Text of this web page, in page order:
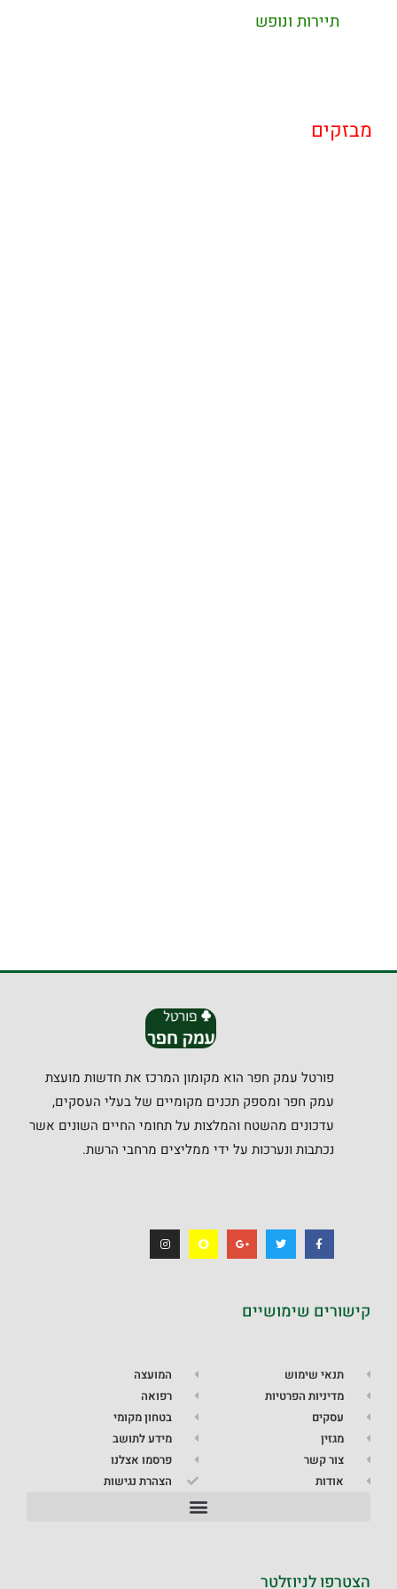
תיירות ונופש
מבזקים
פורטל עמק חפר הוא מקומון המרכז את חדשות מועצת
עמק חפר ומספק תכנים מקומיים של בעלי העסקים,
עדכונים מהשטח והמלצות על תחומי החיים השונים אשר
נכתבות ונערכות על ידי ממליצים מרחבי הרשת.
קישורים שימושיים
תנאי שימוש
מדיניות הפרטיות
עסקים
מגזין
צור קשר
אודות
המועצה
רפואה
בטחון מקומי
מידע לתושב
פרסמו אצלנו
הצהרת נגישות
הצטרפו לניוזלטר